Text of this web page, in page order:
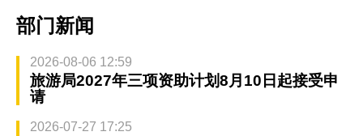
部门新闻
2026-08-06 12:59
旅游局2027年三项资助计划8月10日起接受申
请
2026-07-27 17:25